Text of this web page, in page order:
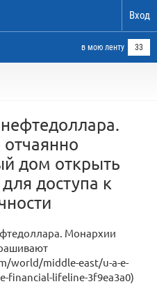
Вход
в мою ленту 33
дом открыть
доступа к
Монархии
world/middle-east/u-a-e-
financial-lifeline-3f9ea3a0)